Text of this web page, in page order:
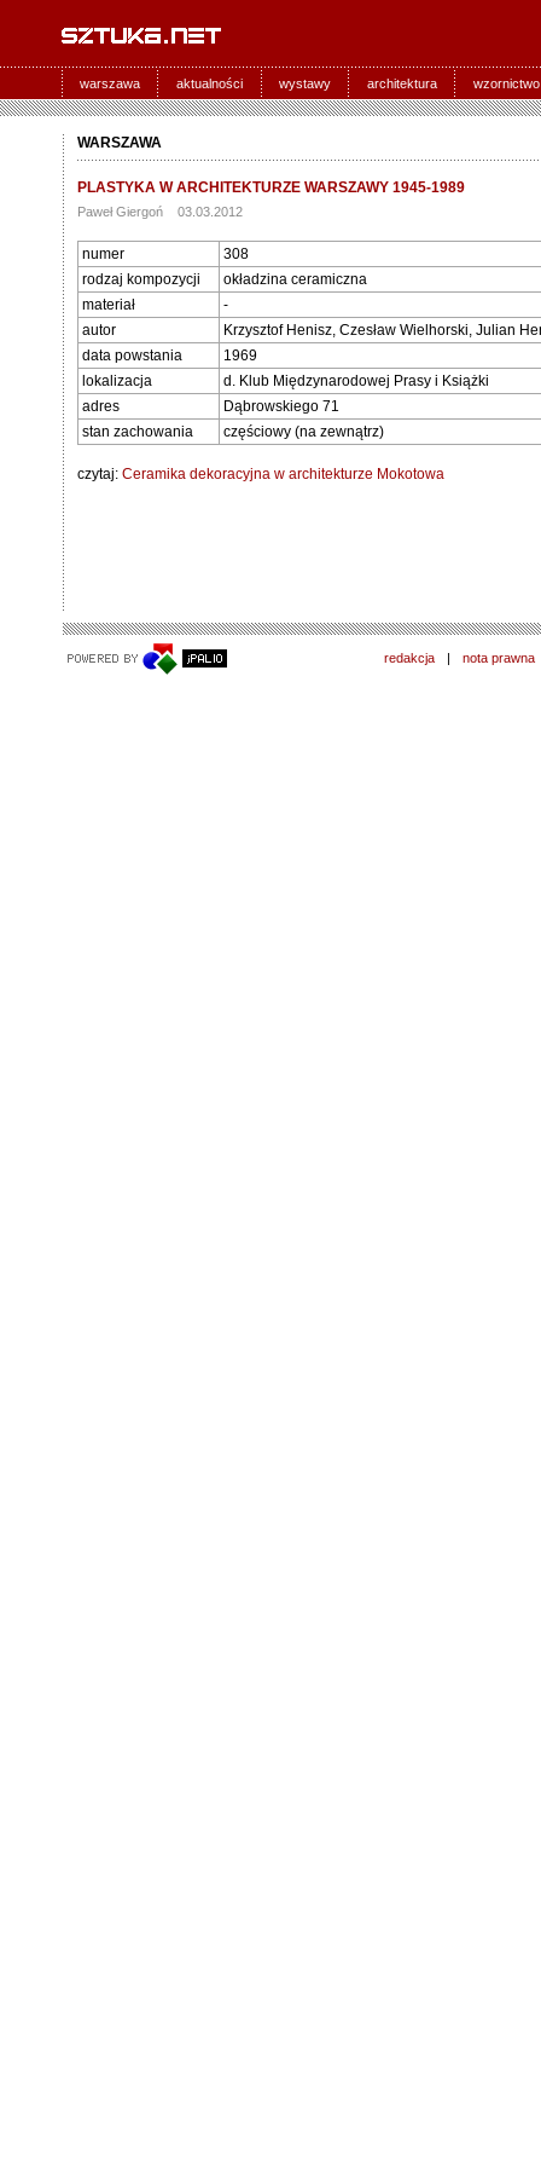
warszawa aktualności wystawy architektura wzornictwo
WARSZAWA
PLASTYKA W ARCHITEKTURZE WARSZAWY 1945-1989
Paweł Giergoń 03.03.2012
numer
308
rodzaj kompozycji
okładzina ceramiczna
materiał
-
autor
Krzysztof Henisz, Czesław Wielhorski, Julian
data powstania
1969
lokalizacja
d. Klub Międzynarodowej Prasy i Książki
adres
Dąbrowskiego 71
stan zachowania
częściowy (na zewnątrz)
czytaj: Ceramika dekoracyjna w architekturze Mokotowa
redakcja | nota prawna